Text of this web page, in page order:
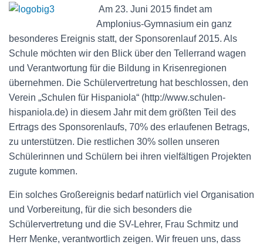
N
Am 23. Juni 2015 findet am
Amplonius-Gymnasium ein ganz
besonderes Ereignis statt, der Sponsorenlauf 2015. Als
Schule möchten wir den Blick über den Tellerrand wagen
und Verantwortung für die Bildung in Krisenregionen
übernehmen. Die Schülervertretung hat beschlossen, den
Verein „Schulen für Hispaniola“ (http://www.schulen-
hispaniola.de) in diesem Jahr mit dem größten Teil des
Ertrags des Sponsorenlaufs, 70% des erlaufenen Betrags,
zu unterstützen. Die restlichen 30% sollen unseren
Schülerinnen und Schülern bei ihren vielfältigen Projekten
zugute kommen.
Ein solches Großereignis bedarf natürlich viel Organisation
und Vorbereitung, für die sich besonders die
Schülervertretung und die SV-Lehrer, Frau Schmitz und
Herr Menke, verantwortlich zeigen. Wir freuen uns, dass